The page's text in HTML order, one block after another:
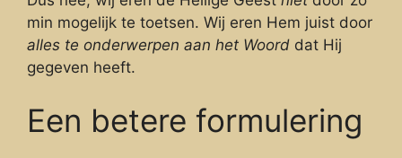
min mogelijk te toetsen. Wij eren Hem juist door
alles te onderwerpen aan het Woord dat Hij
gegeven heeft.
Een betere formulering